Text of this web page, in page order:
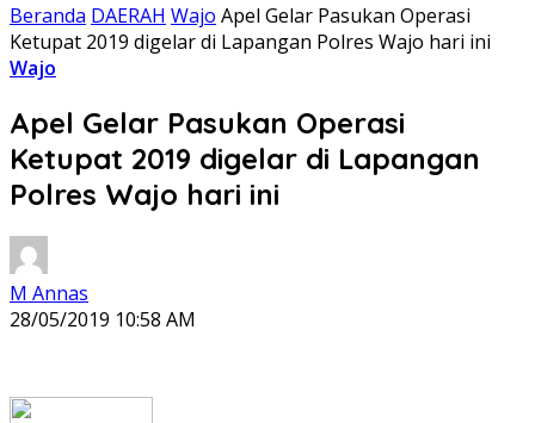
Beranda DAERAH Wajo Apel Gelar Pasukan Operasi
Ketupat 2019 digelar di Lapangan Polres Wajo hari ini
Wajo
Apel Gelar Pasukan Operasi
Ketupat 2019 digelar di Lapangan
Polres Wajo hari ini
M Annas
28/05/2019 10:58 AM